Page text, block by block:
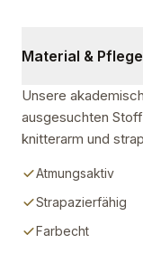
Material & Pflege
Unsere
ausgesuchten
knitterarm und
Atmungsaktiv
Strapazierfähig
Farbecht